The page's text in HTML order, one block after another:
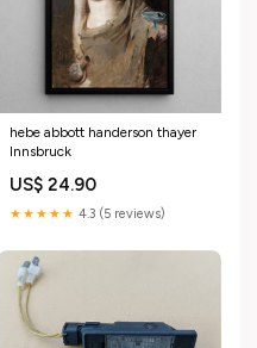
hebe abbott handerson thayer
Innsbruck
US$ 24.90
★★★★★ 4.3 (5 reviews)